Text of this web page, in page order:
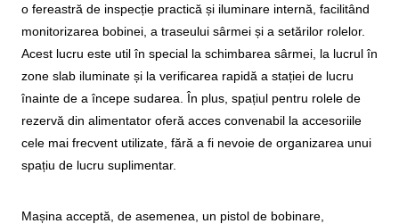
o fereastră de inspecție practică și iluminare internă, facilitând
monitorizarea bobinei, a traseului sârmei și a setărilor rolelor.
Acest lucru este util în special la schimbarea sârmei, la lucrul în
zone slab iluminate și la verificarea rapidă a stației de lucru
înainte de a începe sudarea. În plus, spațiul pentru rolele de
rezervă din alimentator oferă acces convenabil la accesoriile
cele mai frecvent utilizate, fără a fi nevoie de organizarea unui
spațiu de lucru suplimentar.
Mașina acceptă, de asemenea, un pistol de bobinare,